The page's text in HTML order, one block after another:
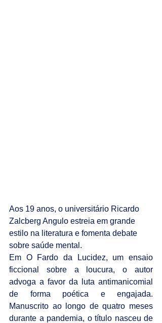
Aos 19 anos, o universitário Ricardo
Zalcberg Angulo estreia em grande
estilo na literatura e fomenta debate
sobre saúde mental.
Em O Fardo da Lucidez, um ensaio
ficcional sobre a loucura, o autor
advoga a favor da luta antimanicomial
de forma poética e engajada.
Manuscrito ao longo de quatro meses
durante a pandemia, o título nasceu de